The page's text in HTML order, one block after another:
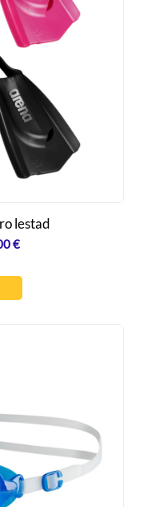
lestad
€Praegune
on:
69,00 €.